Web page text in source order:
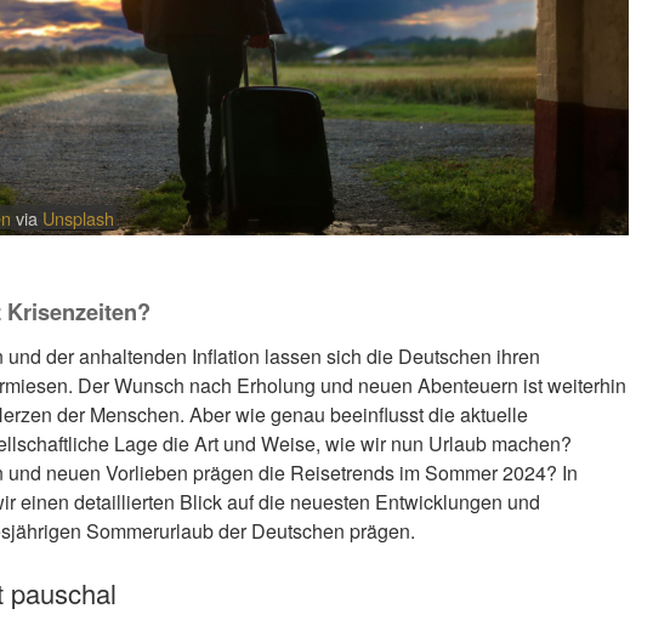
via Unsplash
der anhaltenden Inflation lassen sich die Deutschen ihren
Der Wunsch nach Erholung und neuen Abenteuern ist weiterhin
der Menschen. Aber wie genau beeinflusst die aktuelle
Lage die Art und Weise, wie wir nun Urlaub machen?
neuen Vorlieben prägen die Reisetrends im Sommer 2024? In
einen detaillierten Blick auf die neuesten Entwicklungen und
Sommerurlaub der Deutschen prägen.
pauschal